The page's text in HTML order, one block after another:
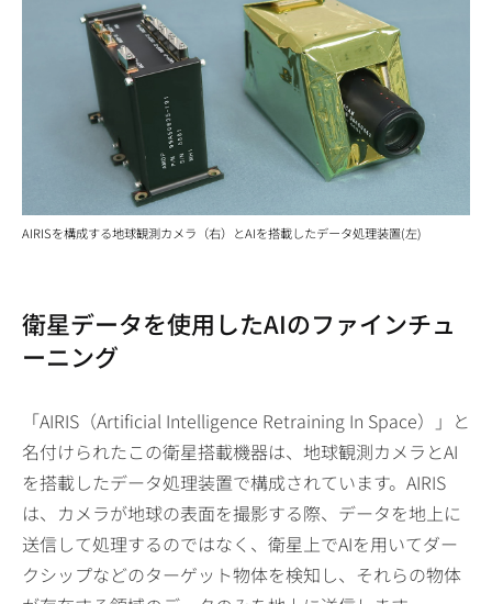
AIRISを構成する地球観測カメラ（右）とAIを搭載したデータ処理装置(左)
衛星データを使用したAIのファインチュ
ーニング
「AIRIS（Artificial Intelligence Retraining In Space）」と
名付けられたこの衛星搭載機器は、地球観測カメラとAI
を搭載したデータ処理装置で構成されています。AIRIS
は、カメラが地球の表面を撮影する際、データを地上に
送信して処理するのではなく、衛星上でAIを用いてダー
クシップなどのターゲット物体を検知し、それらの物体